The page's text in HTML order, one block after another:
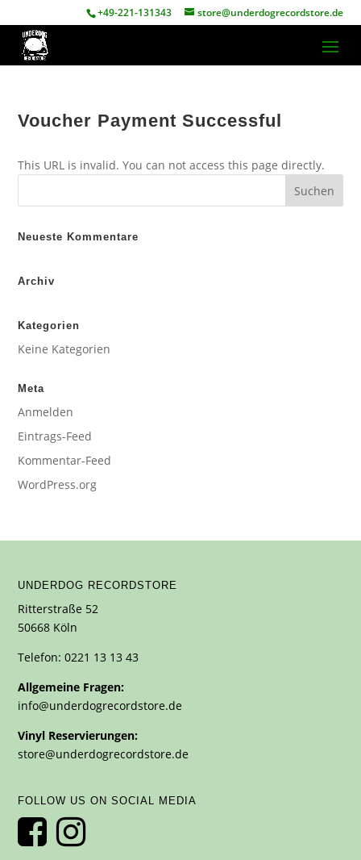
+49-221-131343 store@underdogrecordstore.de
Voucher Payment Successful
This URL is invalid. You can not access this page directly.
Neueste Kommentare
Archiv
Kategorien
Keine Kategorien
Meta
Anmelden
Eintrags-Feed
Kommentar-Feed
WordPress.org
UNDERDOG RECORDSTORE
Ritterstraße 52
50668 Köln
Telefon: 0221 13 13 43
Allgemeine Fragen:
info@underdogrecordstore.de
Vinyl Reservierungen:
store@underdogrecordstore.de
FOLLOW US ON SOCIAL MEDIA